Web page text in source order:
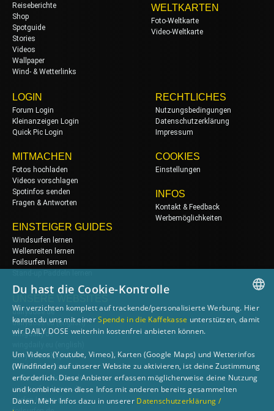
Reiseberichte
Shop
Spotguide
Stories
Videos
Wallpaper
Wind- & Wetterlinks
WELTKARTEN
Foto-Weltkarte
Video-Weltkarte
LOGIN
Forum Login
Kleinanzeigen Login
Quick Pic Login
MITMACHEN
Fotos hochladen
Videos vorschlagen
Spotinfos senden
Fragen & Antworten
EINSTEIGER GUIDES
Windsurfen lernen
Wellenreiten lernen
Foilsurfen lernen
RECHTLICHES
Nutzungsbedingungen
Datenschutzerklärung
Impressum
COOKIES
Einstellungen
INFOS
Kontakt & Feedback
Werbemöglichkeiten
dailydose.de
dailydose.eu (english)
wingdaily.de
dailydose-shop.de
windsurfen-lernen.de
wellenreiten-lernen.de
wingsurfen-lernen.de
surfen-lernen.de
GERMAN
Du hast die Cookie-Kontrolle
Wir verzichten komplett auf trackende/personalisierte Werbung. Hier
kannst du uns mit einerSpende in die Kaffekasse unterstützen, damit
wir DAILY DOSE weiterhin kostenfrei anbieten können.
Um Videos (Youtube, Vimeo), Karten (Google Maps) und Wetterinfos
(Windfinder) auf unserer Website zu aktivieren, ist deine Zustimmung
erforderlich. Diese Anbieter erfassen möglicherweise deine Nutzung
und kombinieren diese Infos mit anderen bereits gesammelten
Daten. Mehr Infos dazu in unserer Datenschutzerklärung /